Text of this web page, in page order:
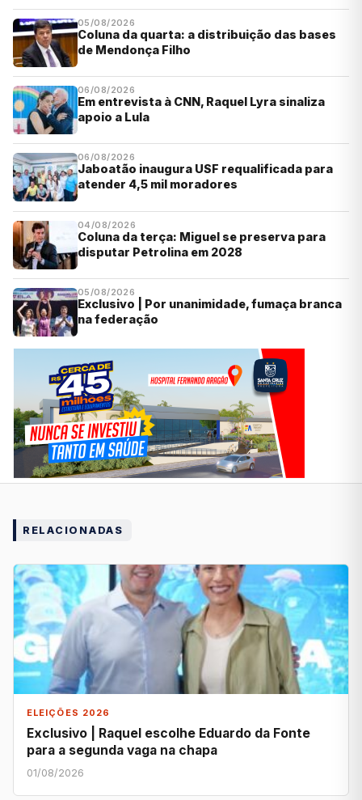
05/08/2026
Coluna da quarta: a distribuição das bases
de Mendonça Filho
06/08/2026
Em entrevista à CNN, Raquel Lyra sinaliza
apoio a Lula
06/08/2026
Jaboatão inaugura USF requalificada para
atender 4,5 mil moradores
04/08/2026
Coluna da terça: Miguel se preserva para
disputar Petrolina em 2028
05/08/2026
Exclusivo | Por unanimidade, fumaça branca
na federação
RELACIONADAS
ELEIÇÕES 2026
Exclusivo | Raquel escolhe Eduardo da Fonte
para a segunda vaga na chapa
01/08/2026